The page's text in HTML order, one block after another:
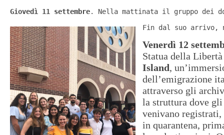
Giovedì 11 settembre. Nella mattinata il gruppo dei
Fin dal suo arrivo,
Venerdì 12
Statua della
Island,
dell’emigrazione
attraverso gli
la struttura dove
venivano
in quarantena,